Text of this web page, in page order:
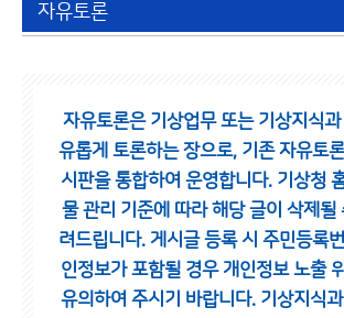
자유토론
자유토론은 기상업무 또는 기상지식
유롭게 토론하는 장으로, 기존 자유토
시판을 통합하여 운영합니다. 기상청
물 관리 기준에 따라 해당 글이 삭제될
려드립니다. 게시글 등록 시 주민등록
인정보가 포함될 경우 개인정보 노출
유의하여 주시기 바랍니다. 기상지식